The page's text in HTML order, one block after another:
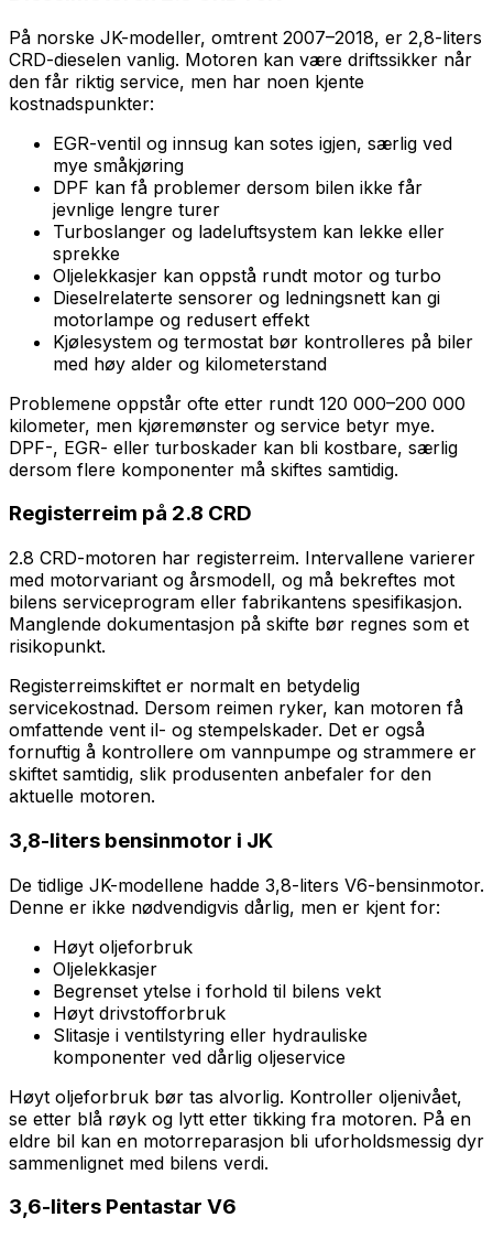
På norske JK-modeller, omtrent 2007–2018, er 2,8-liters
CRD-dieselen vanlig. Motoren kan være driftssikker når
den får riktig service, men har noen kjente
kostnadspunkter:
EGR-ventil og innsug kan sotes igjen, særlig ved
mye småkjøring
DPF kan få problemer dersom bilen ikke får
jevnlige lengre turer
Turboslanger og ladeluftsystem kan lekke eller
sprekke
Oljelekkasjer kan oppstå rundt motor og turbo
Dieselrelaterte sensorer og ledningsnett kan gi
motorlampe og redusert effekt
Kjølesystem og termostat bør kontrolleres på biler
med høy alder og kilometerstand
Problemene oppstår ofte etter rundt 120 000–200 000
kilometer, men kjøremønster og service betyr mye.
DPF-, EGR- eller turboskader kan bli kostbare, særlig
dersom flere komponenter må skiftes samtidig.
Registerreim på 2.8 CRD
2.8 CRD-motoren har registerreim. Intervallene varierer
med motorvariant og årsmodell, og må bekreftes mot
bilens serviceprogram eller fabrikantens spesifikasjon.
Manglende dokumentasjon på skifte bør regnes som et
risikopunkt.
Registerreimskiftet er normalt en betydelig
servicekostnad. Dersom reimen ryker, kan motoren få
omfattende vent il- og stempelskader. Det er også
fornuftig å kontrollere om vannpumpe og strammere er
skiftet samtidig, slik produsenten anbefaler for den
aktuelle motoren.
3,8-liters bensinmotor i JK
De tidlige JK-modellene hadde 3,8-liters V6-bensinmotor.
Denne er ikke nødvendigvis dårlig, men er kjent for:
Høyt oljeforbruk
Oljelekkasjer
Begrenset ytelse i forhold til bilens vekt
Høyt drivstofforbruk
Slitasje i ventilstyring eller hydrauliske
komponenter ved dårlig oljeservice
Høyt oljeforbruk bør tas alvorlig. Kontroller oljenivået,
se etter blå røyk og lytt etter tikking fra motoren. På en
eldre bil kan en motorreparasjon bli uforholdsmessig dyr
sammenlignet med bilens verdi.
3,6-liters Pentastar V6